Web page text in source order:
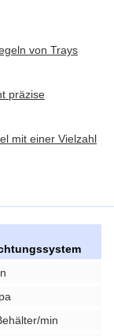
von Trays
präzise
mit einer Vielzahl
min